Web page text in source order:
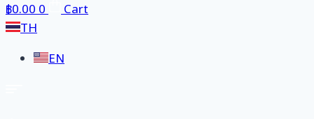
฿0.000
Cart
TH
EN